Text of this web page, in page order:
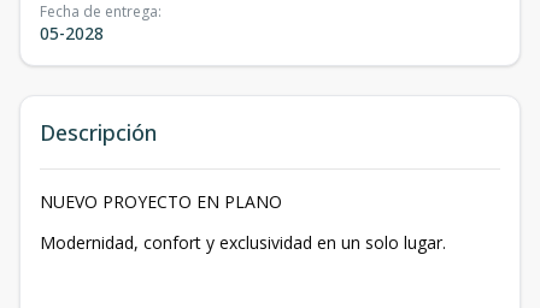
Fecha de entrega:
05-2028
Descripción
NUEVO PROYECTO EN PLANO
Modernidad, confort y exclusividad en un solo lugar.